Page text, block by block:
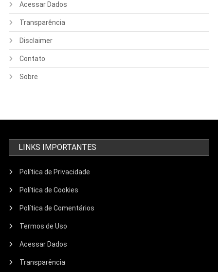
Acessar Dados
Transparência
Disclaimer
Contato
Sobre
LINKS IMPORTANTES
Política de Privacidade
Política de Cookies
Política de Comentários
Termos de Uso
Acessar Dados
Transparência